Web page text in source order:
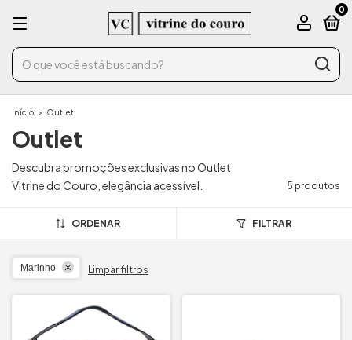
0
Início > Outlet
Outlet
Descubra promoções exclusivas no Outlet
Vitrine do Couro, elegância acessível.
5 produtos
ORDENAR FILTRAR
Marinho Limpar filtros